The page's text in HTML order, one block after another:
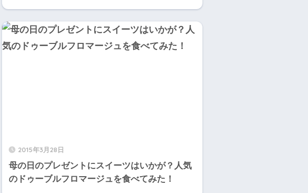
2015年3月28日
母の日のプレゼントにスイーツはいかが？人気
のドゥーブルフロマージュを食べてみた！